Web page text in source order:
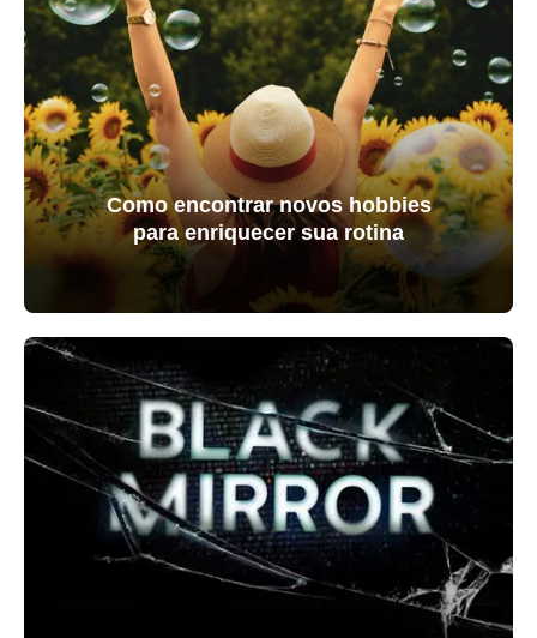
Como encontrar novos hobbies
para enriquecer sua rotina